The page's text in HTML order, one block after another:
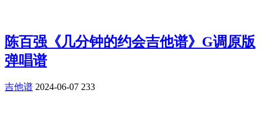
陈百强《几分钟的约会吉他谱》G调原版
弹唱谱
吉他谱 2024-06-07 233